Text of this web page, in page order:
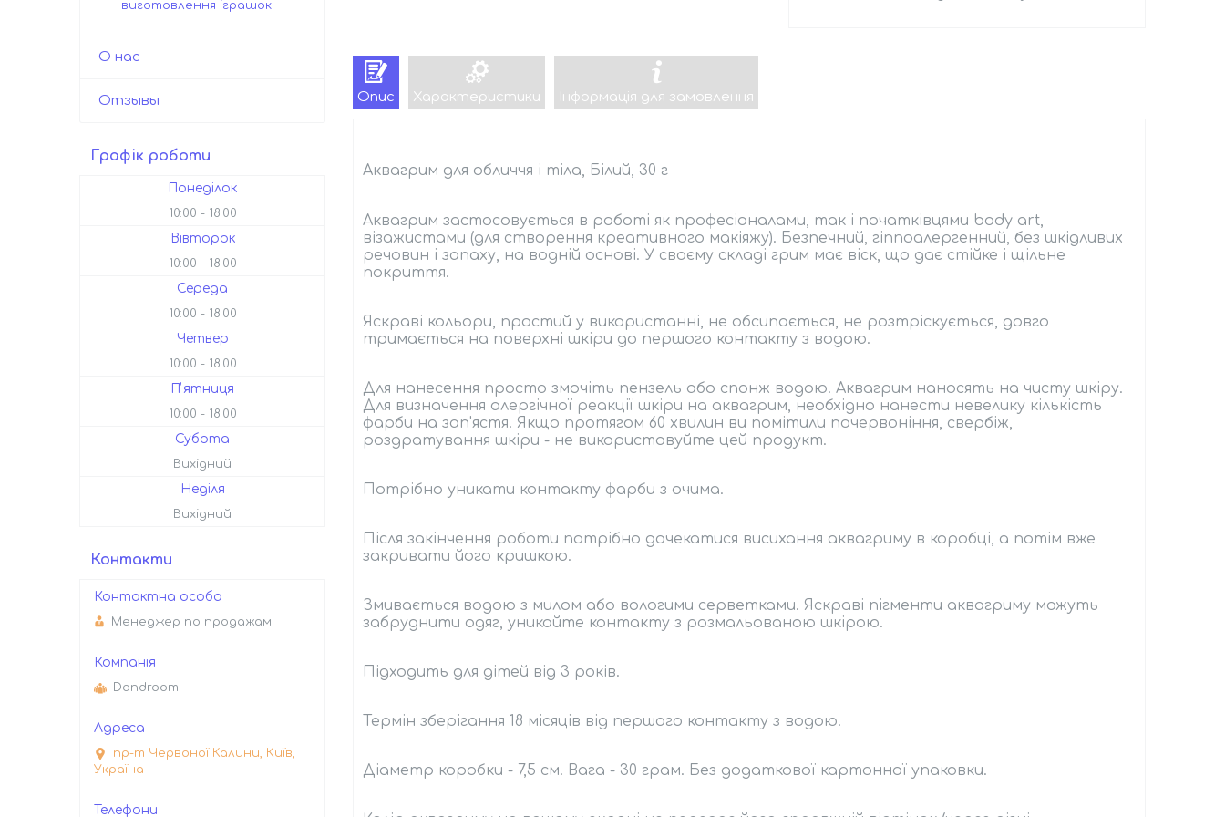
Опис Характеристики Інформація для замовлення
Аквагрим для обличчя і тіла, Білий, 30 г
Аквагрим застосовується в роботі як професіоналами, так і початківцями body art,
візажистами (для створення креативного макіяжу). Безпечний, гіппоалергенний, без шкідливих
речовин і запаху, на водній основі. У своєму складі грим має віск, що дає стійке і щільне
покриття.
Яскраві кольори, простий у використанні, не обсипається, не розтріскується, довго
тримається на поверхні шкіри до першого контакту з водою.
Для нанесення просто змочіть пензель або спонж водою. Аквагрим наносять на чисту шкіру.
Для визначення алергічної реакції шкіри на аквагрим, необхідно нанести невелику кількість
фарби на зап'ястя. Якщо протягом 60 хвилин ви помітили почервоніння, свербіж,
роздратування шкіри - не використовуйте цей продукт.
Потрібно уникати контакту фарби з очима.
Після закінчення роботи потрібно дочекатися висихання аквагриму в коробці, а потім вже
закривати його кришкою.
Змивається водою з милом або вологими серветками. Яскраві пігменти аквагриму можуть
забруднити одяг, уникайте контакту з розмальованою шкірою.
Підходить для дітей від 3 років.
Термін зберігання 18 місяців від першого контакту з водою.
Діаметр коробки - 7,5 см. Вага - 30 грам. Без додаткової картонної упаковки.
виготовлення іграшок
О нас
Отзывы
Графік роботи
Понеділок
10:00 18:00
Вівторок
10:00 18:00
Середа
10:00 18:00
Четвер
10:00 18:00
Пʼятниця
10:00 18:00
Субота
Вихідний
Неділя
Вихідний
Контакти
Менеджер по продажам
Dandroom
пр-т Червоної Калини, Київ,
Україна